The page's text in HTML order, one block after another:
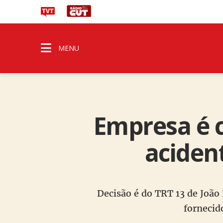
MENU
Empresa é
Decisão é do TRT 13 de